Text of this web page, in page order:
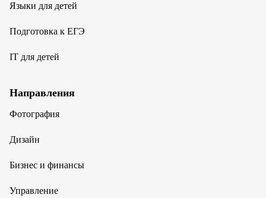
Языки для детей
Подготовка к ЕГЭ
IT для детей
Направления
Фотография
Дизайн
Бизнес и финансы
Управление